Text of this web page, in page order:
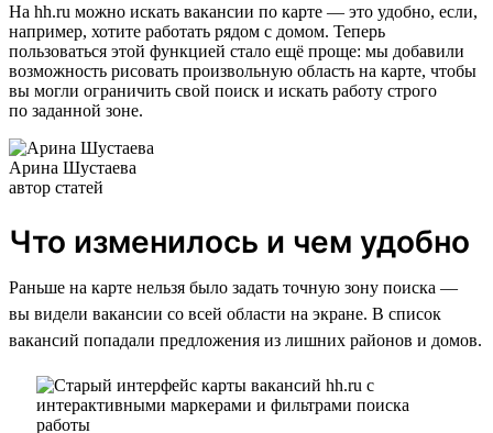
На hh.ru можно искать вакансии по карте — это удобно, если,
например, хотите работать рядом с домом. Теперь
пользоваться этой функцией стало ещё проще: мы добавили
возможность рисовать произвольную область на карте, чтобы
вы могли ограничить свой поиск и искать работу строго
по заданной зоне.
Арина Шустаева
автор статей
Что изменилось и чем удобно
Раньше на карте нельзя было задать точную зону поиска —
вы видели вакансии со всей области на экране. В список
вакансий попадали предложения из лишних районов и домов.